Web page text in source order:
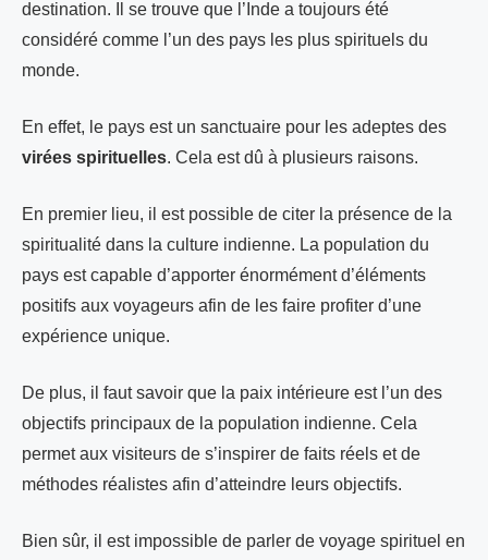
destination. Il se trouve que l’Inde a toujours été
considéré comme l’un des pays les plus spirituels du
monde.
En effet, le pays est un sanctuaire pour les adeptes des
virées spirituelles. Cela est dû à plusieurs raisons.
En premier lieu, il est possible de citer la présence de la
spiritualité dans la culture indienne. La population du
pays est capable d’apporter énormément d’éléments
positifs aux voyageurs afin de les faire profiter d’une
expérience unique.
De plus, il faut savoir que la paix intérieure est l’un des
objectifs principaux de la population indienne. Cela
permet aux visiteurs de s’inspirer de faits réels et de
méthodes réalistes afin d’atteindre leurs objectifs.
Bien sûr, il est impossible de parler de voyage spirituel en